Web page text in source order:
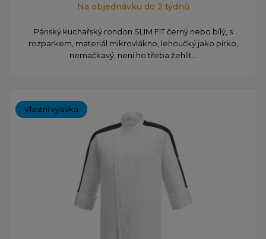
Na objednávku do 2 týdnů
Pánský kuchařský rondon SLIM FIT černý nebo bílý, s
rozparkem, materiál mikrovlákno, lehoučký jako pírko,
nemačkavý, není ho třeba žehlit...
Vlastní výšivka